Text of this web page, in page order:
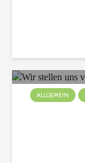
ALLGEMEIN